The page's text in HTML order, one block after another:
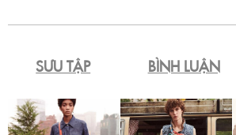
SƯU TẬP BÌNH LUẬN